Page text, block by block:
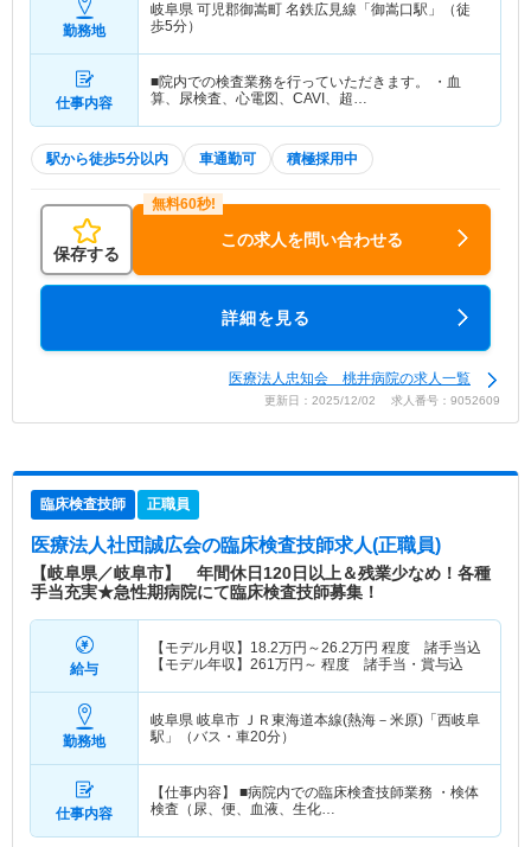
勤務地
岐阜県 可児郡御嵩町 名鉄広見線「御嵩口駅」（徒
歩5分）
仕事内容
■院内での検査業務を行っていただきます。 ・血
算、尿検査、心電図、CAVI、超…
駅から徒歩5分以内 車通勤可 積極採用中
保存する
この求人を問い合わせる
詳細を見る
医療法人忠知会 桃井病院の求人一覧
更新日：2025/12/02 求人番号：9052609
臨床検査技師 正職員
医療法人社団誠広会の臨床検査技師求人(正職員)
【岐阜県／岐阜市】 年間休日120日以上＆残業少なめ！各種
手当充実★急性期病院にて臨床検査技師募集！
給与
【モデル月収】 18.2万円～26.2万円 程度 諸手当込
【モデル年収】 261万円～ 程度 諸手当・賞与込
勤務地
岐阜県 岐阜市 ＪＲ東海道本線(熱海－米原)「西岐阜
駅」（バス・車20分）
仕事内容
【仕事内容】 ■病院内での臨床検査技師業務 ・検体
検査（尿、便、血液、生化…